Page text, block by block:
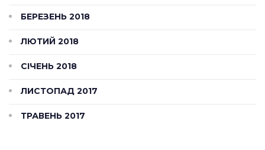
БЕРЕЗЕНЬ 2018
ЛЮТИЙ 2018
СІЧЕНЬ 2018
ЛИСТОПАД 2017
ТРАВЕНЬ 2017